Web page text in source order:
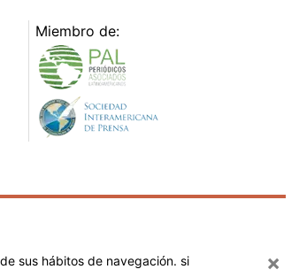
Miembro de:
sus hábitos de navegación. si
×